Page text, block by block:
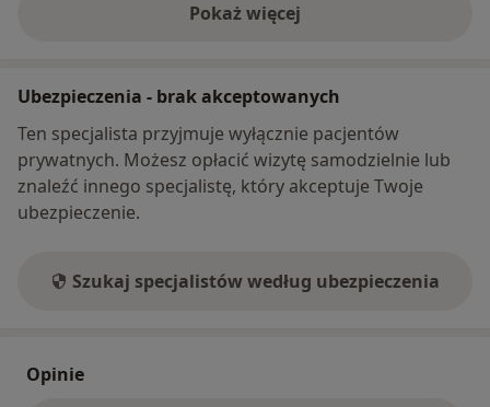
Pokaż więcej
o adresie
Ubezpieczenia - brak akceptowanych
Ten specjalista przyjmuje wyłącznie pacjentów
prywatnych. Możesz opłacić wizytę samodzielnie lub
znaleźć innego specjalistę, który akceptuje Twoje
ubezpieczenie.
Szukaj specjalistów według ubezpieczenia
Opinie